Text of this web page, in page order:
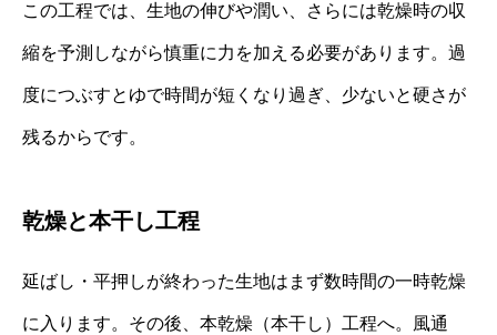
この工程では、生地の伸びや潤い、さらには乾燥時の収
縮を予測しながら慎重に力を加える必要があります。過
度につぶすとゆで時間が短くなり過ぎ、少ないと硬さが
残るからです。
乾燥と本干し工程
延ばし・平押しが終わった生地はまず数時間の一時乾燥
に入ります。その後、本乾燥（本干し）工程へ。風通